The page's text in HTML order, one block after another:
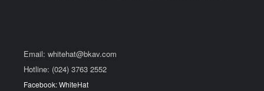
Email: whitehat@bkav.com
Hotline: (024) 3763 2552
Facebook: WhiteHat